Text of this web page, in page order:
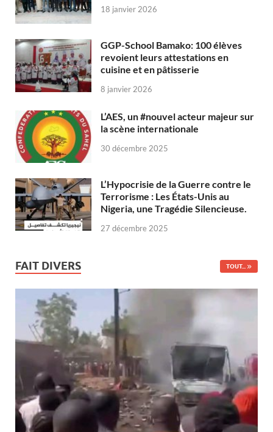
18 janvier 2026
GGP-School Bamako: 100 élèves
revoient leurs attestations en
cuisine et en pâtisserie
8 janvier 2026
L’AES, un #nouvel acteur majeur sur
la scène internationale
30 décembre 2025
L’Hypocrisie de la Guerre contre le
Terrorisme : Les États-Unis au
Nigeria, une Tragédie Silencieuse.
27 décembre 2025
FAIT DIVERS TOUT...